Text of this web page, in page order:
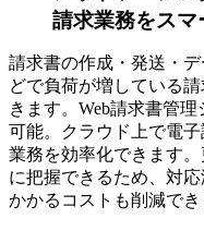
請求業務をスマ
請求書の作成・発送・
どで負荷が増している
きます。Web請求書管
可能。クラウド上で電
業務を効率化できます
に把握できるため、対
かかるコストも削減でき